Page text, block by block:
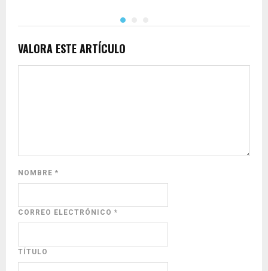
VALORA ESTE ARTÍCULO
NOMBRE *
CORREO ELECTRÓNICO *
TÍTULO